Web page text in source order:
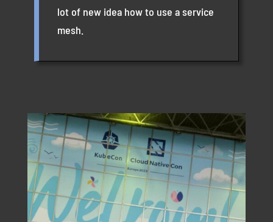
lot of new idea how to use a service
mesh.